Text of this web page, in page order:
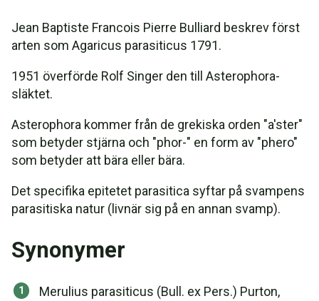
Jean Baptiste Francois Pierre Bulliard beskrev först
arten som Agaricus parasiticus 1791.
1951 överförde Rolf Singer den till Asterophora-
släktet.
Asterophora kommer från de grekiska orden "a'ster"
som betyder stjärna och "phor-" en form av "phero"
som betyder att bära eller bära.
Det specifika epitetet parasitica syftar på svampens
parasitiska natur (livnär sig på en annan svamp).
Synonymer
Merulius parasiticus (Bull. ex Pers.) Purton,